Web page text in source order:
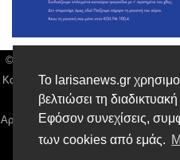
Το larisanews.gr
βελτιώσει τη
Εφόσον συνεχίσεις,
των cookies από εμάς.
© Larisa News | Διακριτικός
Καρδίτσας, Υπο/μα Λάρισας, Δ/νση:
2410 259100, email:
Αρ. Γεμή: 018804431000, Νόμιμος
Παναγιώτης Φιλίππου,